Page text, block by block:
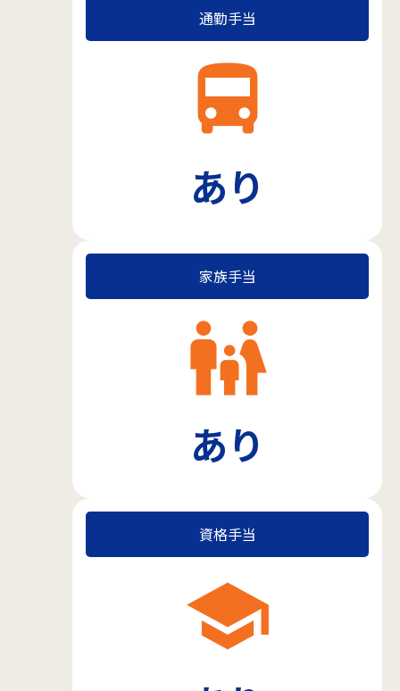
通勤手当
directions_bus
あり
家族手当
family_restroom
あり
資格手当
school